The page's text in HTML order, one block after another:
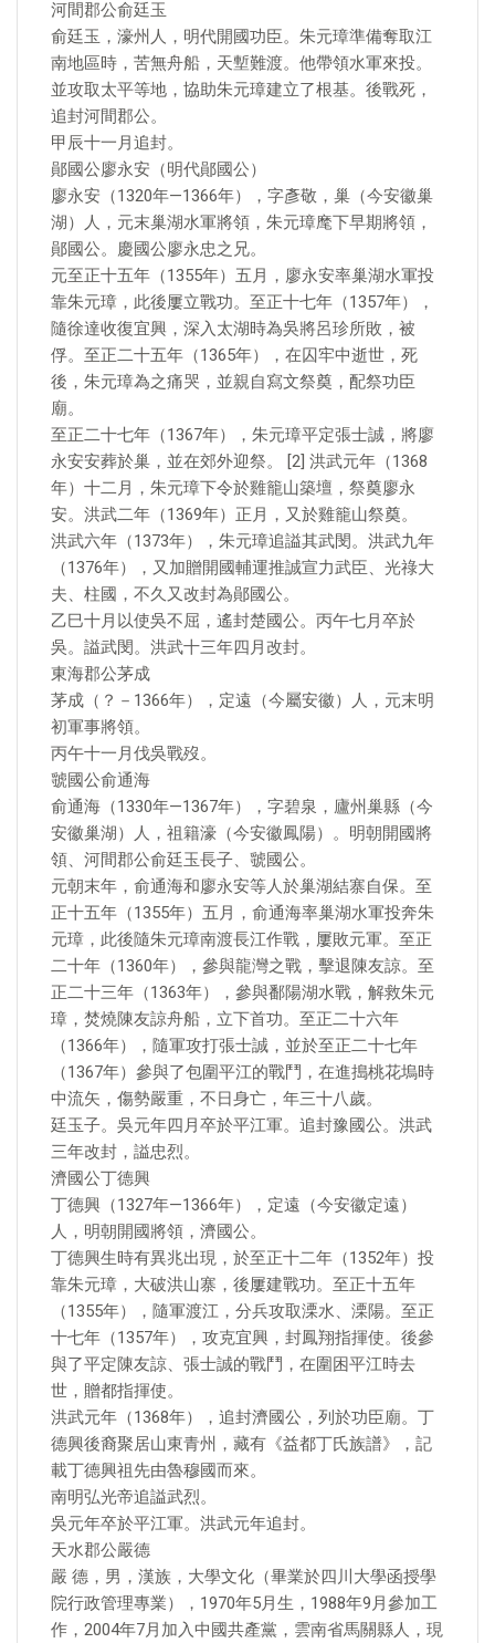
河間郡公俞廷玉
俞廷玉，濠州人，明代開國功臣。朱元璋準備奪取江
南地區時，苦無舟船，天塹難渡。他帶領水軍來投。
並攻取太平等地，協助朱元璋建立了根基。後戰死，
追封河間郡公。
甲辰十一月追封。
鄖國公廖永安（明代鄖國公）
廖永安（1320年—1366年），字彥敬，巢（今安徽巢
湖）人，元末巢湖水軍將領，朱元璋麾下早期將領，
鄖國公。慶國公廖永忠之兄。
元至正十五年（1355年）五月，廖永安率巢湖水軍投
靠朱元璋，此後屢立戰功。至正十七年（1357年），
隨徐達收復宜興，深入太湖時為吳將呂珍所敗，被
俘。至正二十五年（1365年），在囚牢中逝世，死
後，朱元璋為之痛哭，並親自寫文祭奠，配祭功臣
廟。
至正二十七年（1367年），朱元璋平定張士誠，將廖
永安安葬於巢，並在郊外迎祭。 [2] 洪武元年（1368
年）十二月，朱元璋下令於雞籠山築壇，祭奠廖永
安。洪武二年（1369年）正月，又於雞籠山祭奠。
洪武六年（1373年），朱元璋追謚其武閔。洪武九年
（1376年），又加贈開國輔運推誠宣力武臣、光祿大
夫、柱國，不久又改封為鄖國公。
乙巳十月以使吳不屈，遙封楚國公。丙午七月卒於
吳。謚武閔。洪武十三年四月改封。
東海郡公茅成
茅成（？－1366年），定遠（今屬安徽）人，元末明
初軍事將領。
丙午十一月伐吳戰歿。
虢國公俞通海
俞通海（1330年—1367年），字碧泉，廬州巢縣（今
安徽巢湖）人，祖籍濠（今安徽鳳陽）。明朝開國將
領、河間郡公俞廷玉長子、虢國公。
元朝末年，俞通海和廖永安等人於巢湖結寨自保。至
正十五年（1355年）五月，俞通海率巢湖水軍投奔朱
元璋，此後隨朱元璋南渡長江作戰，屢敗元軍。至正
二十年（1360年），參與龍灣之戰，擊退陳友諒。至
正二十三年（1363年），參與鄱陽湖水戰，解救朱元
璋，焚燒陳友諒舟船，立下首功。至正二十六年
（1366年），隨軍攻打張士誠，並於至正二十七年
（1367年）參與了包圍平江的戰鬥，在進搗桃花塢時
中流矢，傷勢嚴重，不日身亡，年三十八歲。
廷玉子。吳元年四月卒於平江軍。追封豫國公。洪武
三年改封，謚忠烈。
濟國公丁德興
丁德興（1327年—1366年），定遠（今安徽定遠）
人，明朝開國將領，濟國公。
丁德興生時有異兆出現，於至正十二年（1352年）投
靠朱元璋，大破洪山寨，後屢建戰功。至正十五年
（1355年），隨軍渡江，分兵攻取溧水、溧陽。至正
十七年（1357年），攻克宜興，封鳳翔指揮使。後參
與了平定陳友諒、張士誠的戰鬥，在圍困平江時去
世，贈都指揮使。
洪武元年（1368年），追封濟國公，列於功臣廟。丁
德興後裔聚居山東青州，藏有《益都丁氏族譜》，記
載丁德興祖先由魯穆國而來。
南明弘光帝追謚武烈。
吳元年卒於平江軍。洪武元年追封。
天水郡公嚴德
嚴 德，男，漢族，大學文化（畢業於四川大學函授學
院行政管理專業），1970年5月生，1988年9月參加工
作，2004年7月加入中國共產黨，雲南省馬關縣人，現